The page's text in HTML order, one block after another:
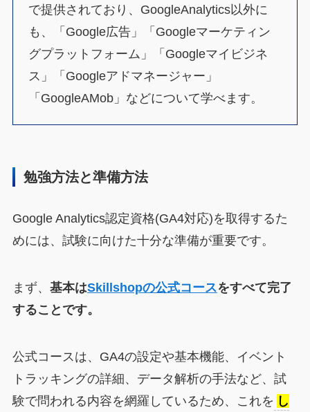
で提供されており、GoogleAnalytics以外に
も、「Google広告」「Googleマーケティン
グプラットフォーム」「Googleマイビジネ
ス」「Googleアドマネージャー」
「GoogleAMob」などについて学べます。
勉強方法と準備方法
Google Analytics認定資格(GA4対応)を取得するた
めには、試験に向けた十分な準備が重要です。
まず、 基本はSkillshopの公式コースをすべて完了
することです。
公式コースは、GA4の設定や基本機能、イベント
トラッキングの詳細、データ解析の手法など、試
験で問われる内容を網羅しているため、これを し